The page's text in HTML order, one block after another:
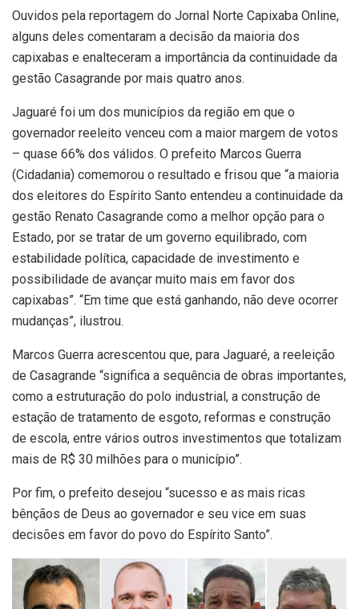
Ouvidos pela reportagem do Jornal Norte Capixaba Online,
alguns deles comentaram a decisão da maioria dos
capixabas e enalteceram a importância da continuidade da
gestão Casagrande por mais quatro anos.
Jaguaré foi um dos municípios da região em que o
governador reeleito venceu com a maior margem de votos
– quase 66% dos válidos. O prefeito Marcos Guerra
(Cidadania) comemorou o resultado e frisou que “a maioria
dos eleitores do Espírito Santo entendeu a continuidade da
gestão Renato Casagrande como a melhor opção para o
Estado, por se tratar de um governo equilibrado, com
estabilidade política, capacidade de investimento e
possibilidade de avançar muito mais em favor dos
capixabas”. “Em time que está ganhando, não deve ocorrer
mudanças”, ilustrou.
Marcos Guerra acrescentou que, para Jaguaré, a reeleição
de Casagrande “significa a sequência de obras importantes,
como a estruturação do polo industrial, a construção de
estação de tratamento de esgoto, reformas e construção
de escola, entre vários outros investimentos que totalizam
mais de R$ 30 milhões para o município”.
Por fim, o prefeito desejou “sucesso e as mais ricas
bênçãos de Deus ao governador e seu vice em suas
decisões em favor do povo do Espírito Santo”.